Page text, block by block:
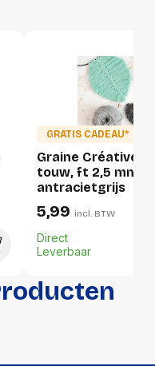
GRATIS CADEAU*
Graine Créative
touw, ft 2,5 mm x
antracietgrijs
5,99 incl. BTW
Direct
Leverbaar